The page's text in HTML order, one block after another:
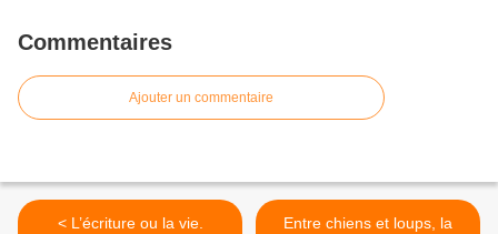
Commentaires
Ajouter un commentaire
< L’écriture ou la vie.
Entre chiens et loups, la